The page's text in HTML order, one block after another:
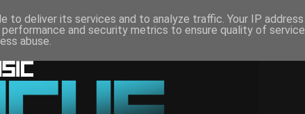
to deliver its services and to analyze traffic. Your IP
and security metrics to ensure quality of
abuse.